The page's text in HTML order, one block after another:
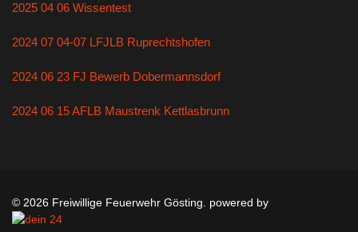
2025 04 06 Wissentest
2024 07 04-07 LFJLB Ruprechtshofen
2024 06 23 FJ Bewerb Dobermannsdorf
2024 06 15 AFLB Maustrenk Kettlasbrunn
© 2026 Freiwillige Feuerwehr Gösting. powered by